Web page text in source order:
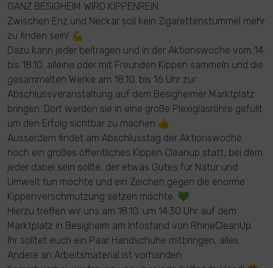
GANZ BESIGHEIM WIRD KIPPENREIN
Zwischen Enz und Neckar soll kein Zigarettenstummel mehr
zu finden sein! 💪
Dazu kann jeder beitragen und in der Aktionswoche vom 14.
bis 18.10. alleine oder mit Freunden Kippen sammeln und die
gesammelten Werke am 18.10. bis 16 Uhr zur
Abschlussveranstaltung auf dem Besigheimer Marktplatz
bringen. Dort werden sie in eine große Plexiglasröhre gefüllt
um den Erfolg sichtbar zu machen 👍
Ausserdem findet am Abschlusstag der Aktionswoche
noch ein großes öffentliches Kippen Cleanup statt, bei dem
jeder dabei sein sollte, der etwas Gutes für Natur und
Umwelt tun möchte und ein Zeichen gegen die enorme
Kippenverschmutzung setzen möchte. 💚
Hierzu treffen wir uns am 18.10. um 14.30 Uhr auf dem
Marktplatz in Besigheim am Infostand von RhineCleanUp.
Ihr solltet euch ein Paar Handschuhe mitbringen, alles
Andere an Arbeitsmaterial ist vorhanden.